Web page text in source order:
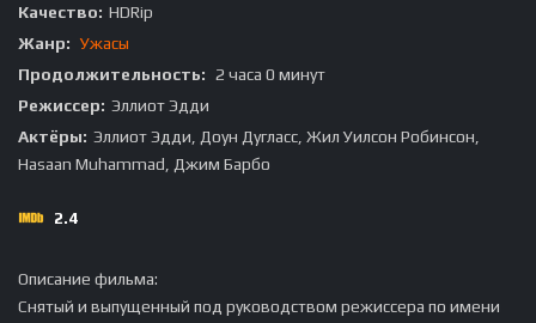
Качество: HDRip
Жанр: Ужасы
Продолжительность: 2 часа 0 минут
Режиссер: Эллиот Эдди
Актёры: Эллиот Эдди, Доун Дугласс, Жил Уилсон Робинсон,
Hasaan Muhammad, Джим Барбо
2.4
Описание фильма:
Снятый и выпущенный под руководством режиссера по имени